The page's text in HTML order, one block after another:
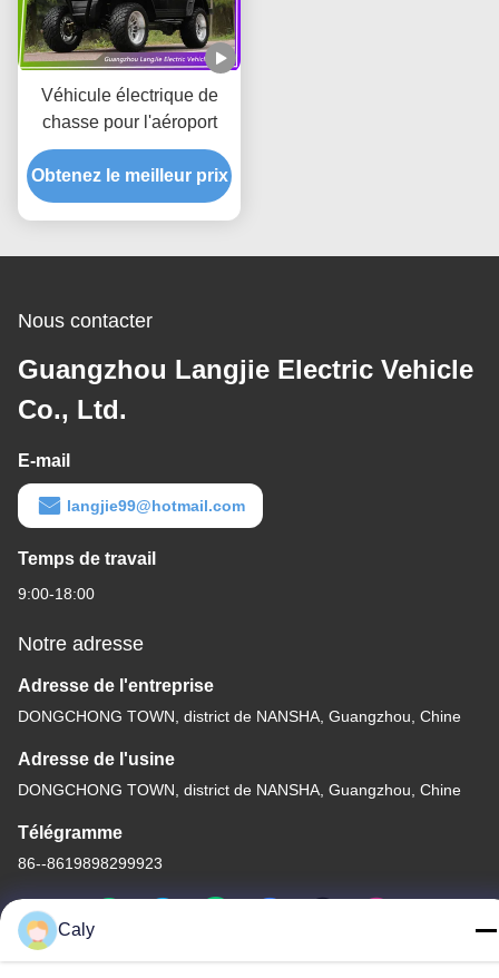
Véhicule électrique de
chasse pour l'aéroport
Obtenez le meilleur prix
Nous contacter
Guangzhou Langjie Electric Vehicle
Co., Ltd.
E-mail
langjie99@hotmail.com
Temps de travail
9:00-18:00
Notre adresse
Adresse de l'entreprise
DONGCHONG TOWN, district de NANSHA, Guangzhou, Chine
Adresse de l'usine
DONGCHONG TOWN, district de NANSHA, Guangzhou, Chine
Télégramme
86--8619898299923
Caly